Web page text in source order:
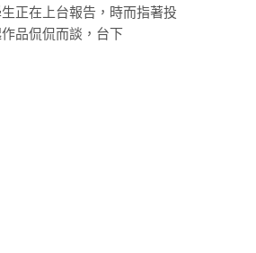
正在上台報告，時而指著投
品侃侃而談，台下